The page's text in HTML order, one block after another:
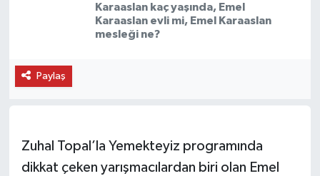
Karaaslan kaç yaşında, Emel
Karaaslan evli mi, Emel Karaaslan
mesleği ne?
Paylaş
Zuhal Topal’la Yemekteyiz programında
dikkat çeken yarışmacılardan biri olan Emel
Bozkurt Haberleri
Cide Haberleri
Devrekani Haberleri